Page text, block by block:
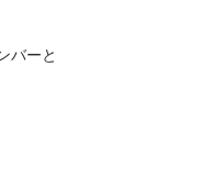
バーと